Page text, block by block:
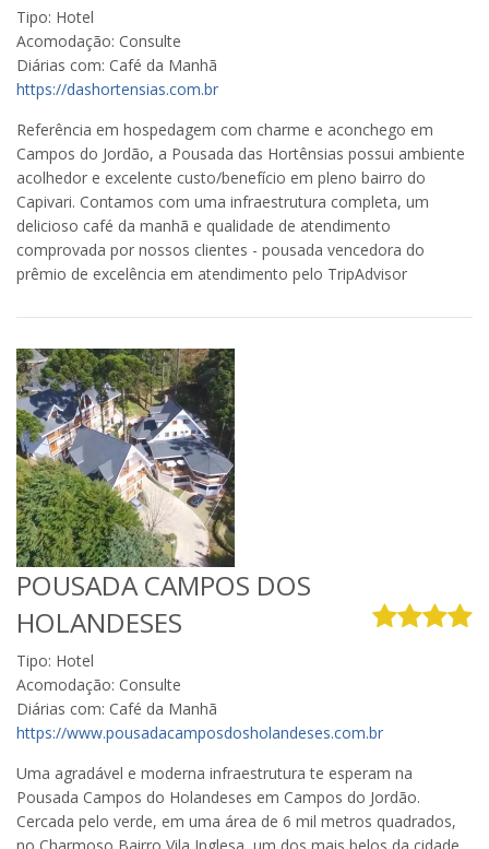
Tipo: Hotel
Acomodação: Consulte
Diárias com: Café da Manhã
https://dashortensias.com.br
Referência em hospedagem com charme e aconchego em
Campos do Jordão, a Pousada das Hortênsias possui ambiente
acolhedor e excelente custo/benefício em pleno bairro do
Capivari. Contamos com uma infraestrutura completa, um
delicioso café da manhã e qualidade de atendimento
comprovada por nossos clientes - pousada vencedora do
prêmio de excelência em atendimento pelo TripAdvisor
POUSADA CAMPOS DOS
HOLANDESES
Tipo: Hotel
Acomodação: Consulte
Diárias com: Café da Manhã
https://www.pousadacamposdosholandeses.com.br
Uma agradável e moderna infraestrutura te esperam na
Pousada Campos do Holandeses em Campos do Jordão.
Cercada pelo verde, em uma área de 6 mil metros quadrados,
no Charmoso Bairro Vila Inglesa, um dos mais belos da cidade,